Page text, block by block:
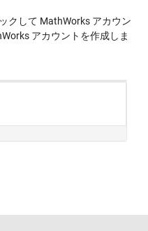
クして MathWorks アカウン
アカウントを作成しま